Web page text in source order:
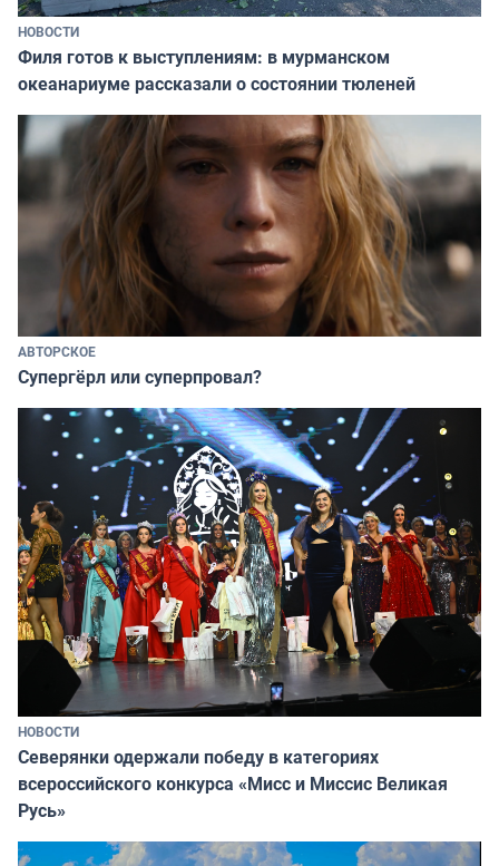
НОВОСТИ
Филя готов к выступлениям: в мурманском
океанариуме рассказали о состоянии тюленей
АВТОРСКОЕ
Супергёрл или суперпровал?
НОВОСТИ
Северянки одержали победу в категориях
всероссийского конкурса «Мисс и Миссис Великая
Русь»